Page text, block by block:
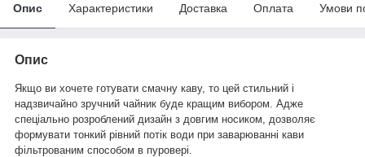
Опис Характеристики Доставка Оплата Умови
Опис
Якщо ви хочете готувати смачну каву, то цей стильний і
надзвичайно зручний чайник буде кращим вибором. Адже
спеціально розроблений дизайн з довгим носиком, дозволяє
формувати тонкий рівний потік води при заварюванні кави
фільтрованим способом в пуровері.